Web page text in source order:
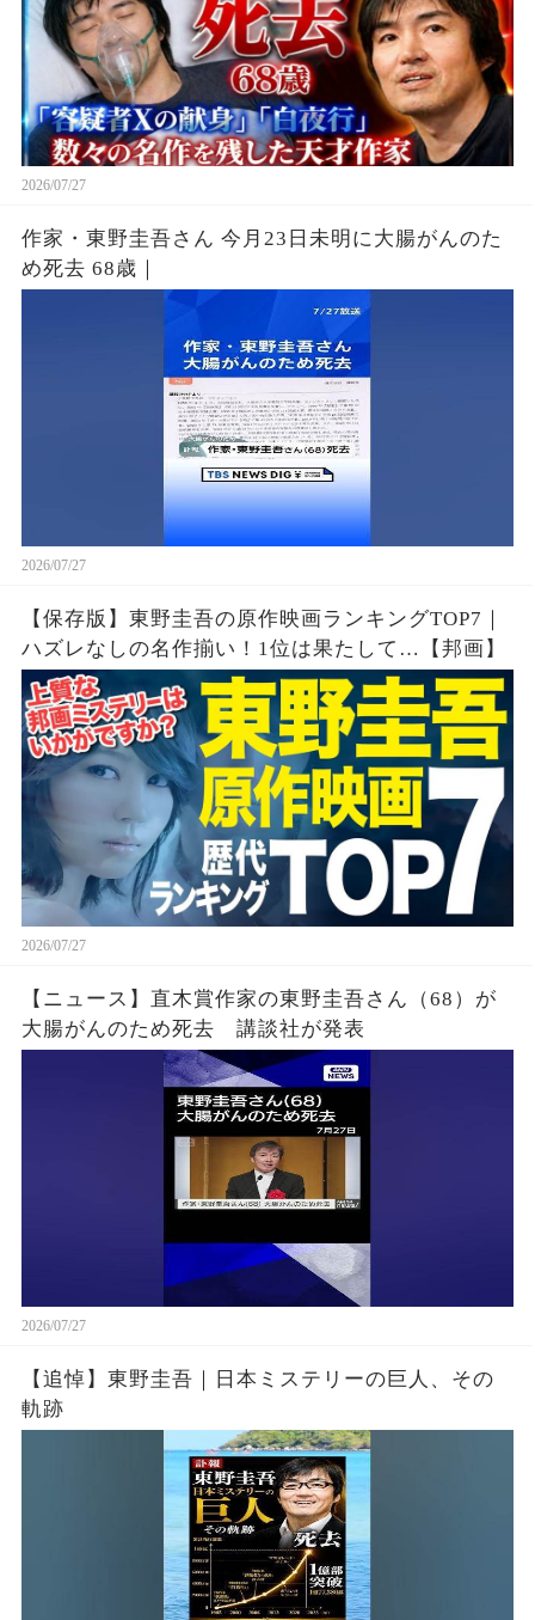
2026/07/27
作家・東野圭吾さん 今月23日未明に大腸がんのた
め死去 68歳｜
2026/07/27
【保存版】東野圭吾の原作映画ランキングTOP7｜
ハズレなしの名作揃い！1位は果たして…【邦画】
2026/07/27
【ニュース】直木賞作家の東野圭吾さん（68）が
大腸がんのため死去 講談社が発表
2026/07/27
【追悼】東野圭吾｜日本ミステリーの巨人、その
軌跡